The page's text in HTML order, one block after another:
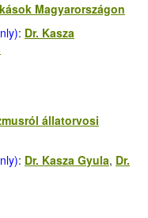
Magyarországon
: Dr. Kasza
állatorvosi
: Dr. Kasza Gyula, Dr.